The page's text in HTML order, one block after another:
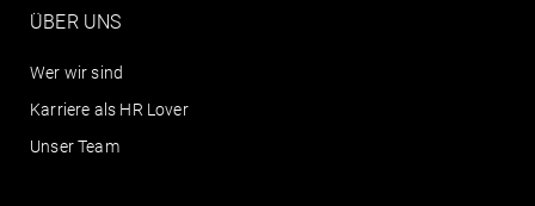
ÜBER UNS
Wer wir sind
Karriere als HR Lover
Unser Team